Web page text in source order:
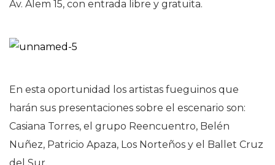
Av. Alem 15, con entrada libre y gratuita.
En esta oportunidad los artistas fueguinos que
harán sus presentaciones sobre el escenario son:
Casiana Torres, el grupo Reencuentro, Belén
Nuñez, Patricio Apaza, Los Norteños y el Ballet Cruz